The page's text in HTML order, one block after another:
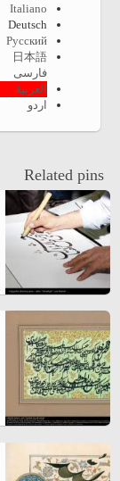
Italiano
Deutsch
Русский
日本語
فارسی
العربية
اردو
Related pins